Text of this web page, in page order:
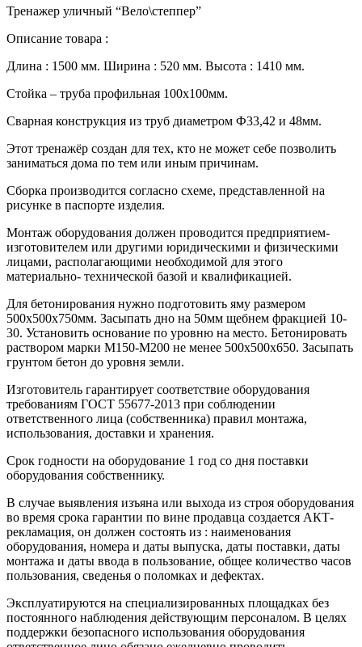
Тренажер уличный “Вело\степпер”
Описание товара :
Длина : 1500 мм. Ширина : 520 мм. Высота : 1410 мм.
Стойка – труба профильная 100х100мм.
Сварная конструкция из труб диаметром Ф33,42 и 48мм.
Этот тренажёр создан для тех, кто не может себе позволить
заниматься дома по тем или иным причинам.
Сборка производится согласно схеме, представленной на
рисунке в паспорте изделия.
Монтаж оборудования должен проводится предприятием-
изготовителем или другими юридическими и физическими
лицами, располагающими необходимой для этого
материально- технической базой и квалификацией.
Для бетонирования нужно подготовить яму размером
500х500х750мм. Засыпать дно на 50мм щебнем фракцией 10-
30. Установить основание по уровню на место. Бетонировать
раствором марки М150-М200 не менее 500х500х650. Засыпать
грунтом бетон до уровня земли.
Изготовитель гарантирует соответствие оборудования
требованиям ГОСТ 55677-2013 при соблюдении
ответственного лица (собственника) правил монтажа,
использования, доставки и хранения.
Срок годности на оборудование 1 год со дня поставки
оборудования собственнику.
В случае выявления изъяна или выхода из строя оборудования
во время срока гарантии по вине продавца создается АКТ-
рекламация, он должен состоять из : наименования
оборудования, номера и даты выпуска, даты поставки, даты
монтажа и даты ввода в пользование, общее количество часов
пользования, сведенья о поломках и дефектах.
Эксплуатируются на специализированных площадках без
постоянного наблюдения действующим персоналом. В целях
поддержки безопасного использования оборудования